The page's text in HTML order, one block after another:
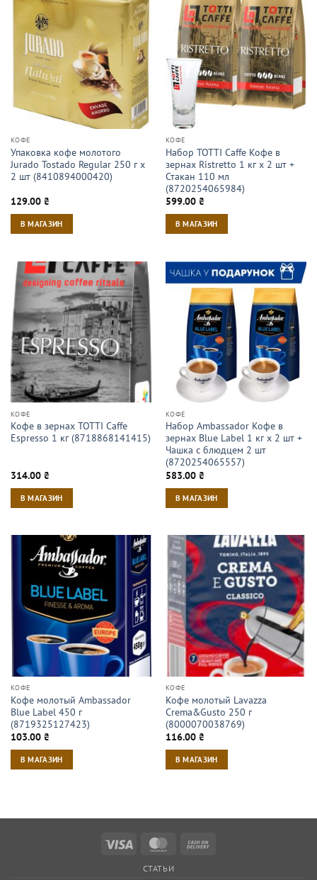
КОФЕ
Упаковка кофе молотого
Jurado Tostado Regular 250 г х
2 шт (8410894000420)
129.00 ₴
В МАГАЗИН
КОФЕ
Набор TOTTI Caffe Кофе в
зернах Ristrettо 1 кг х 2 шт +
Стакан 110 мл
(8720254065984)
599.00 ₴
В МАГАЗИН
КОФЕ
Кофе в зернах TOTTI Caffe
Espresso 1 кг (8718868141415)
314.00 ₴
В МАГАЗИН
КОФЕ
Набор Ambassador Кофе в
зернах Blue Label 1 кг х 2 шт +
Чашка с блюдцем 2 шт
(8720254065557)
583.00 ₴
В МАГАЗИН
КОФЕ
Кофе молотый Ambassador
Blue Label 450 г
(8719325127423)
103.00 ₴
В МАГАЗИН
КОФЕ
Кофе молотый Lavazza
Crema&Gusto 250 г
(8000070038769)
116.00 ₴
В МАГАЗИН
Visa MasterCard
СТАТЬИ